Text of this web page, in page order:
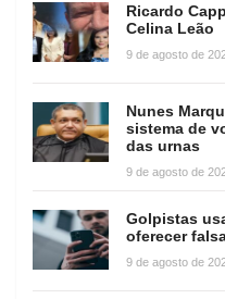
Ricardo
Celina Leão
9 de agosto de
Nunes
sistema de
das urnas
9 de agosto de
Golpistas
oferecer
9 de agosto de